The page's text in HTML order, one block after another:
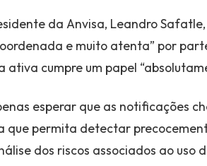
da Anvisa, Leandro
e muito atenta” por
cumpre um papel
esperar que as notificações
que permita detectar
dos riscos associados ao uso